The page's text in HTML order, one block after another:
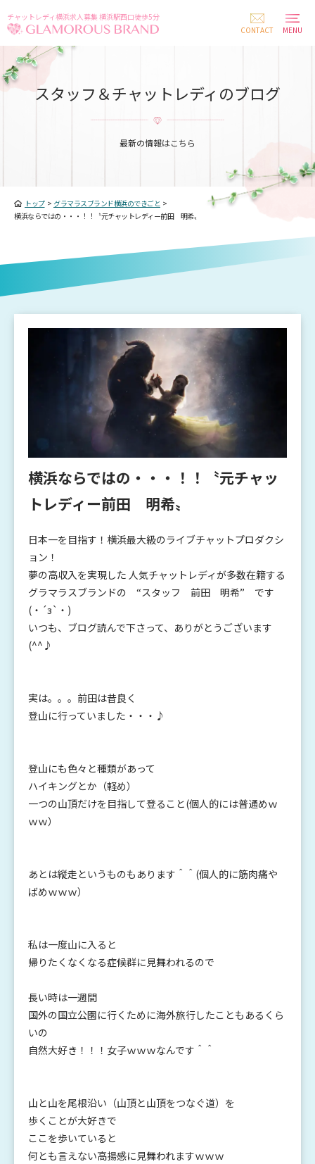
チャットレディ横浜求人募集 横浜駅西口徒歩5分
CONTACT
MENU
スタッフ＆チャットレディのブログ
最新の情報はこちら
トップ> グラマラスブランド横浜のできごと >
横浜ならではの・・・！！〝元チャットレディー前田 明希〟
横浜ならではの・・・！！〝元チャッ
トレディー前田 明希〟
日本一を目指す！横浜最大級のライブチャットプロダクシ
ョン！
夢の高収入を実現した 人気チャットレディが多数在籍する
グラマラスブランドの “スタッフ 前田 明希” です
(・´з`・)
いつも、ブログ読んで下さって、ありがとうございます
(^^♪
実は。。。前田は昔良く
登山に行っていました・・・♪
登山にも色々と種類があって
ハイキングとか（軽め）
一つの山頂だけを目指して登ること(個人的には普通めｗ
ｗｗ）
あとは縦走というものもあります＾＾(個人的に筋肉痛や
ばめｗｗｗ）
私は一度山に入ると
帰りたくなくなる症候群に見舞われるので
長い時は一週間
国外の国立公園に行くために海外旅行したこともあるくら
いの
自然大好き！！！女子ｗｗｗなんです＾＾
山と山を尾根沿い（山頂と山頂をつなぐ道）を
歩くことが大好きで
ここを歩いていると
何とも言えない高揚感に見舞われますｗｗｗ